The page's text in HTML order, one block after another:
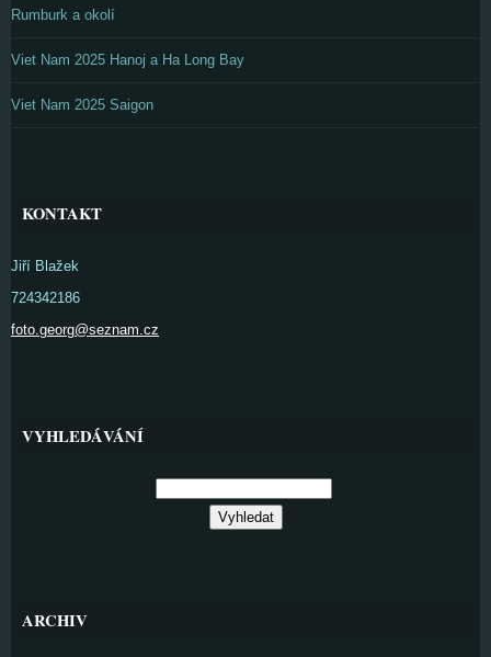
Rumburk a okolí
Viet Nam 2025 Hanoj a Ha Long Bay
Viet Nam 2025 Saigon
KONTAKT
Jiří Blažek
724342186
foto.georg@seznam.cz
VYHLEDÁVÁNÍ
ARCHIV